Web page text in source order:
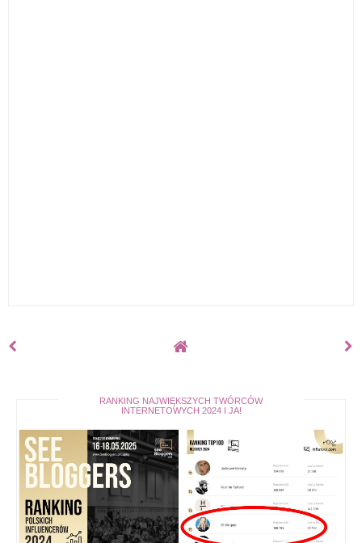
RANKING NAJWIĘKSZYCH TWÓRCÓW
INTERNETOWYCH 2024 I JA!